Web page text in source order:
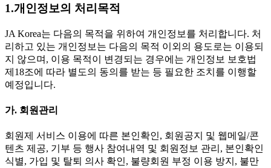
1.개인정보의 처리목적
JA Korea는 다음의 목적을 위하여 개인정보를 처리합니다. 처
리하고 있는 개인정보는 다음의 목적 이외의 용도로는 이용되
지 않으며, 이용 목적이 변경되는 경우에는 개인정보 보호법
제18조에 따라 별도의 동의를 받는 등 필요한 조치를 이행할
예정입니다.
가. 회원관리
회원제 서비스 이용에 따른 본인확인, 회원공지 및 웹메일/콘
텐츠 제공, 기부 등 행사 참여내역 및 회원정보 관리, 본인확인
식별, 가입 및 탈퇴 의사 확인, 불량회원 부정 이용 방지, 불만